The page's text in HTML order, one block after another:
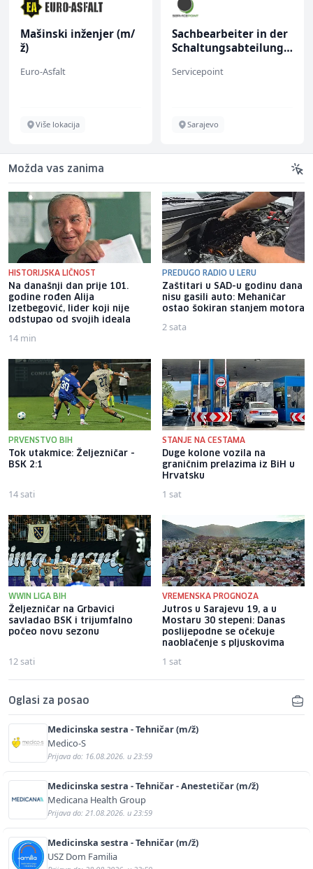
Mašinski inženjer (m/
ž)
Euro-Asfalt
Više lokacija
Sachbearbeiter in der
Schaltungsabteilung
Servicepoint
Sarajevo
Možda vas zanima
HISTORIJSKA LIČNOST
Na današnji dan prije 101.
godine rođen Alija
Izetbegović, lider koji nije
odstupao od svojih ideala
14 min
PREDUGO RADIO U LERU
Zaštitari u SAD-u godinu dana
nisu gasili auto: Mehaničar
ostao šokiran stanjem motora
2 sata
PRVENSTVO BIH
Tok utakmice: Željezničar -
BSK 2:1
14 sati
STANJE NA CESTAMA
Duge kolone vozila na
graničnim prelazima iz BiH u
Hrvatsku
1 sat
WWIN LIGA BIH
Željezničar na Grbavici
savladao BSK i trijumfalno
počeo novu sezonu
12 sati
VREMENSKA PROGNOZA
Jutros u Sarajevu 19, a u
Mostaru 30 stepeni: Danas
poslijepodne se očekuje
naoblačenje s pljuskovima
1 sat
Oglasi za posao
Medicinska sestra - Tehničar (m/ž)
Medico-S
Prijava do: 16.08.2026. u 23:59
Medicinska sestra - Tehničar - Anestetičar (m/ž)
Medicana Health Group
Prijava do: 21.08.2026. u 23:59
Medicinska sestra - Tehničar (m/ž)
USZ Dom Familia